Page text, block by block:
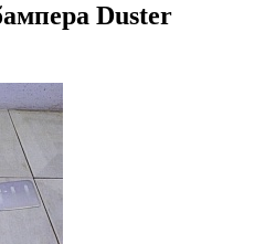
Duster